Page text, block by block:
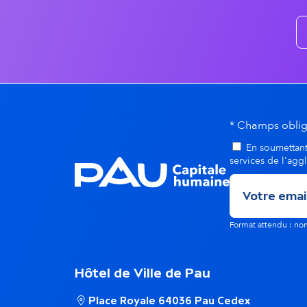
m
t
* Champs
En
services de
Format attendu :
Hôtel de Ville de Pau
Place Royale 64036 Pau Cedex